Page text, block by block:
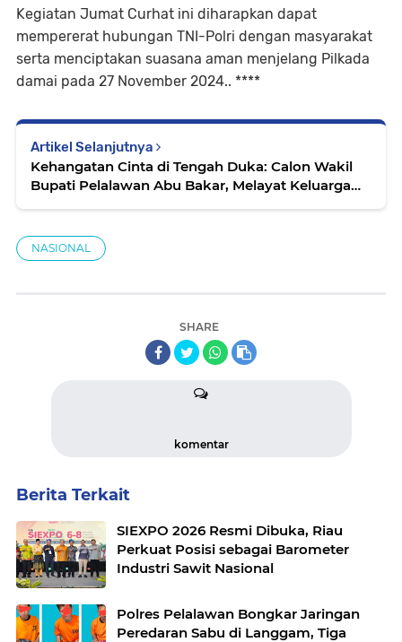
Kegiatan Jumat Curhat ini diharapkan dapat
mempererat hubungan TNI-Polri dengan masyarakat
serta menciptakan suasana aman menjelang Pilkada
damai pada 27 November 2024.. ****
Artikel Selanjutnya
Kehangatan Cinta di Tengah Duka: Calon Wakil
Bupati Pelalawan Abu Bakar, Melayat Keluarga
NASIONAL
SHARE
komentar
Berita Terkait
SIEXPO 2026 Resmi Dibuka, Riau
Perkuat Posisi sebagai Barometer
Industri Sawit Nasional
Polres Pelalawan Bongkar Jaringan
Peredaran Sabu di Langgam, Tiga